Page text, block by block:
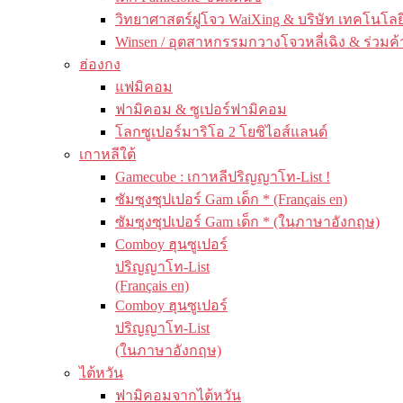
วิทยาศาสตร์ฝูโจว WaiXing & บริษัท เทคโนโล
Winsen / อุตสาหกรรมกวางโจวหลี่เฉิง & ร่วมค้
ฮ่องกง
แฟมิคอม
ฟามิคอม & ซูเปอร์ฟามิคอม
โลกซูเปอร์มาริโอ 2 โยชิไอส์แลนด์
เกาหลีใต้
Gamecube : เกาหลีปริญญาโท-List !
ซัมซุงซุปเปอร์ Gam เด็ก * (Français en)
ซัมซุงซุปเปอร์ Gam เด็ก * (ในภาษาอังกฤษ)
Comboy ฮุนซูเปอร์
ปริญญาโท-List
(Français en)
Comboy ฮุนซูเปอร์
ปริญญาโท-List
(ในภาษาอังกฤษ)
ไต้หวัน
ฟามิคอมจากไต้หวัน